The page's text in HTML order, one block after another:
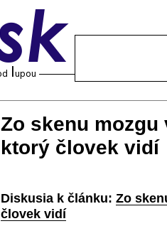
Zo skenu
ktorý človek vidí
Diskusia k článku: Zo
človek vidí